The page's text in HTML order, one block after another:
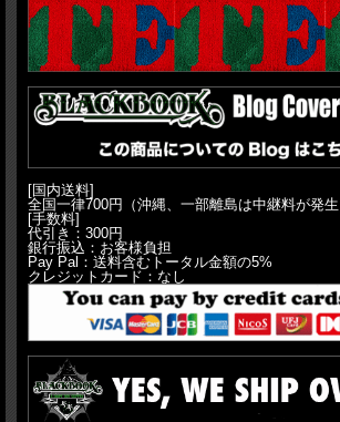
[国内送料]
全国一律700円（沖縄、一部離島は中継料が発生
[手数料]
代引き：300円
銀行振込：お客様負担
Pay Pal：送料含むトータル金額の5%
クレジットカード：なし